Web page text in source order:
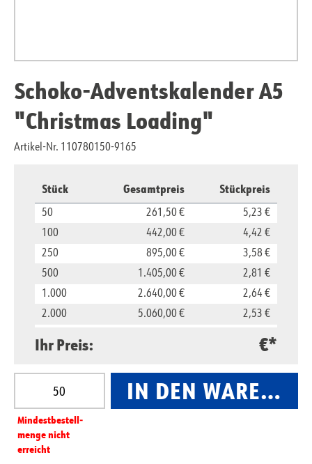
Schoko-Adventskalender A5
"Christmas Loading"
Artikel-Nr. 110780150-9165
Stück Gesamtpreis Stückpreis
50 261,50 €
5,23 €
100
442,00 €
4,42 €
250
895,00 €
3,58 €
500
1.405,00 €
2,81 €
1.000
2.640,00 €
2,64 €
2.000
5.060,00 €
2,53 €
2,35 €
Ihr Preis: €*
Produkt Anzahl: Gib den gewünschten Wert ein
Mindest­­bestell­­
menge nicht
erreicht
IN DEN